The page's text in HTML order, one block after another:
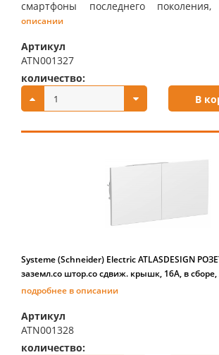
смартфоны последнего
описании
Артикул
ATN001327
количество:
В
Systeme (Schneider) Electric ATLASDESIGN
заземл.со штор.со сдвиж. крышк, 16А, в
подробнее в описании
Артикул
ATN001328
количество: